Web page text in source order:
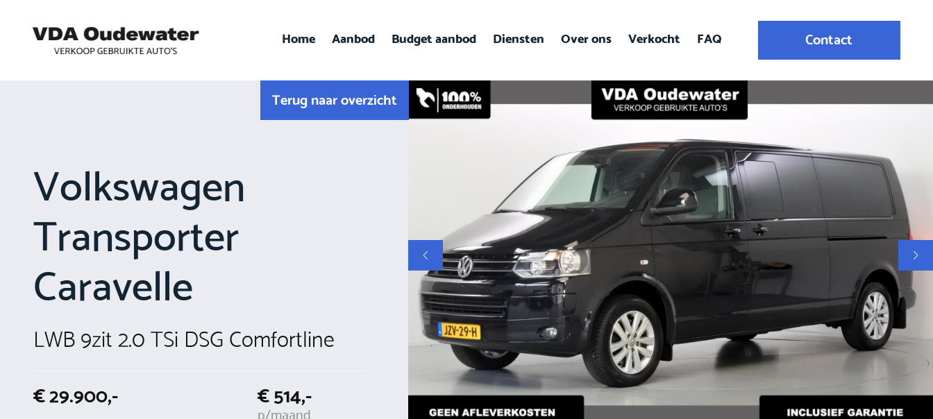
Home Aanbod Budget aanbod Diensten Over ons Verkocht FAQ Contact
Terug naar overzicht
Volkswagen
Transporter
Caravelle
LWB 9zit 2.0 TSi DSG Comfortline
€ 29.900,- € 514,-
p/maand